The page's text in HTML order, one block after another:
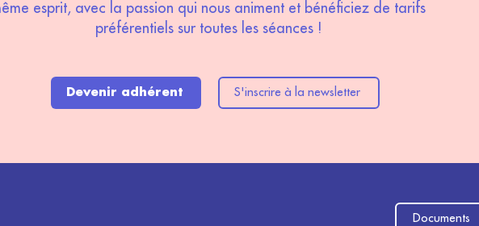
esprit, avec la passion qui nous animent et bénéficiez de tarifs
préférentiels sur toutes les séances !
Devenir adhérent S'inscrire à la newsletter
Documents